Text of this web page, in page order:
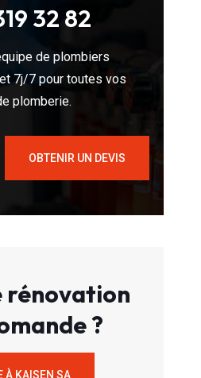
32 82
de plombiers
7j/7 pour toutes vos
plomberie.
OBTENIR UN DEVIS
rénovation
?
À KAISEN SA